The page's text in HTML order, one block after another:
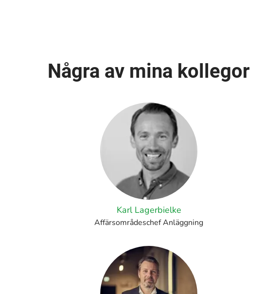
Några av mina kollegor
Karl Lagerbielke
Affärsområdeschef Anläggning